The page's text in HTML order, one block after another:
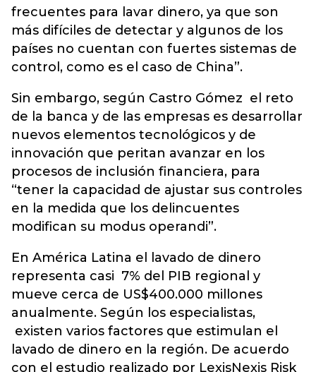
frecuentes para lavar dinero, ya que son
más difíciles de detectar y algunos de los
países no cuentan con fuertes sistemas de
control, como es el caso de China”.
Sin embargo, según Castro Gómez el reto
de la banca y de las empresas es desarrollar
nuevos elementos tecnológicos y de
innovación que peritan avanzar en los
procesos de inclusión financiera, para
“tener la capacidad de ajustar sus controles
en la medida que los delincuentes
modifican su modus operandi”.
En América Latina el lavado de dinero
representa casi 7% del PIB regional y
mueve cerca de US$400.000 millones
anualmente. Según los especialistas,
existen varios factores que estimulan el
lavado de dinero en la región. De acuerdo
con el estudio realizado por LexisNexis Risk